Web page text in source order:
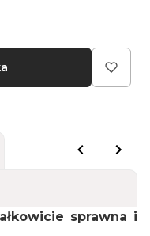
sprawna i